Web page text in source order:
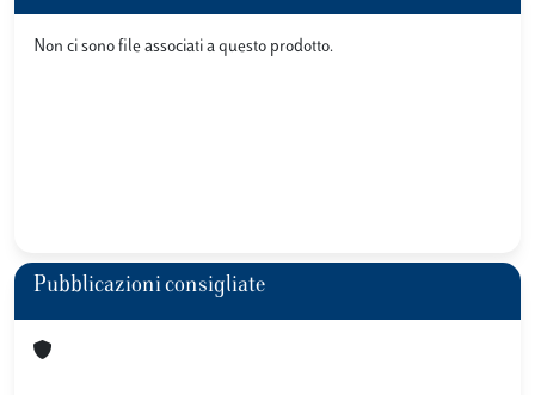
Non ci sono file associati a questo prodotto.
Pubblicazioni consigliate